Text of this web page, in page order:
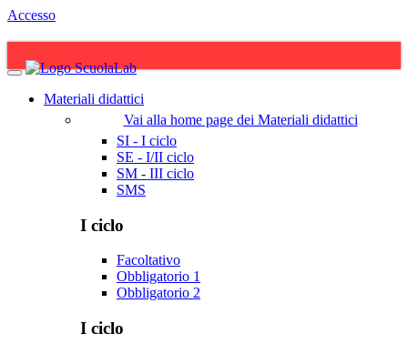
Accesso
Materiali didattici
Vai alla home page dei Materiali didattici
SI - I ciclo
SE - I/II ciclo
SM - III ciclo
SMS
I ciclo
Facoltativo
Obbligatorio 1
Obbligatorio 2
I ciclo